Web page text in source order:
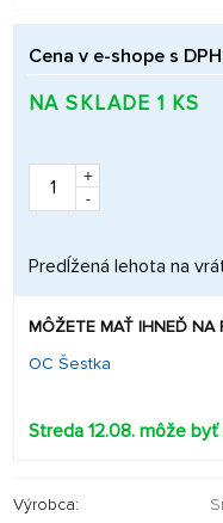
Cena v e-shope s
NA SKLADE 1 KS
+
-
Predĺžená lehota na
MÔŽETE MAŤ IHNEĎ NA
OC Šestka
Streda 12.08. môže byť
Výrobca: